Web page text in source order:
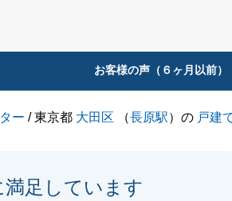
お客様の声（６ヶ月以前）
ー / 東京都 大田区 （長原駅）の 戸建
足しています